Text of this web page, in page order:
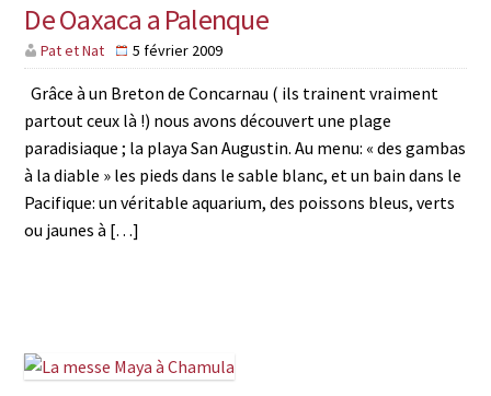
De Oaxaca a Palenque
Pat et Nat 5 février 2009
Grâce à un Breton de Concarnau ( ils trainent vraiment
partout ceux là !) nous avons découvert une plage
paradisiaque ; la playa San Augustin. Au menu: « des gambas
à la diable » les pieds dans le sable blanc, et un bain dans le
Pacifique: un véritable aquarium, des poissons bleus, verts
ou jaunes à […]